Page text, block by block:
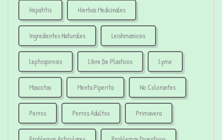
Hepatitis Hierbas Medicinales
Ingredientes Naturales Leishmaniosis
Leptospirosis Libre De Plasticos Lyme
Mascotas Menta Piperita No Colorantes
Perros Perros Adultos Primavera